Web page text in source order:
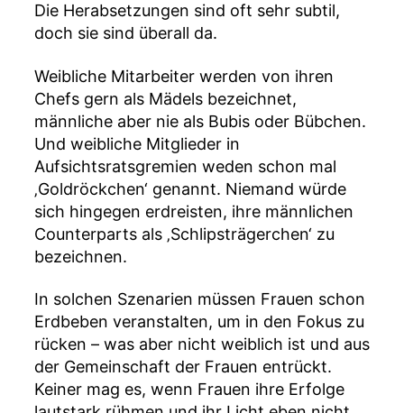
Die Herabsetzungen sind oft sehr subtil,
doch sie sind überall da.
Weibliche Mitarbeiter werden von ihren
Chefs gern als Mädels bezeichnet,
männliche aber nie als Bubis oder Bübchen.
Und weibliche Mitglieder in
Aufsichtsratsgremien weden schon mal
‚Goldröckchen‘ genannt. Niemand würde
sich hingegen erdreisten, ihre männlichen
Counterparts als ‚Schlipsträgerchen‘ zu
bezeichnen.
In solchen Szenarien müssen Frauen schon
Erdbeben veranstalten, um in den Fokus zu
rücken – was aber nicht weiblich ist und aus
der Gemeinschaft der Frauen entrückt.
Keiner mag es, wenn Frauen ihre Erfolge